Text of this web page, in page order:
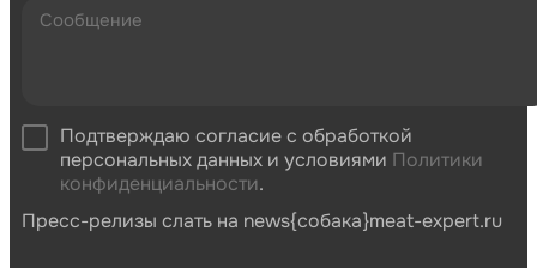
Подтверждаю согласие с обработкой
персональных данных и условиями Политики
конфиденциальности.
Пресс-релизы слать на news{собака}meat-expert.ru